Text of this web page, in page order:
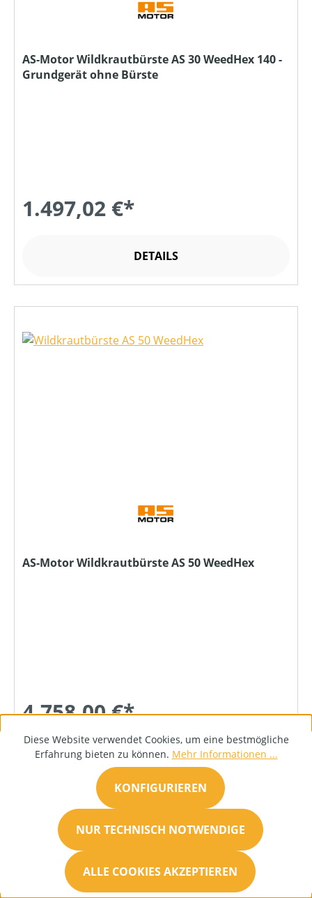
AS-Motor Wildkrautbürste AS 30 WeedHex 140 -
Grundgerät ohne Bürste
1.497,02 €*
DETAILS
AS-Motor Wildkrautbürste AS 50 WeedHex
4.758,00 €*
DETAILS
Diese Website verwendet Cookies, um eine bestmögliche
Erfahrung bieten zu können. Mehr Informationen ...
NUR TECHNISCH NOTWENDIGE
KONFIGURIEREN
ALLE COOKIES AKZEPTIEREN